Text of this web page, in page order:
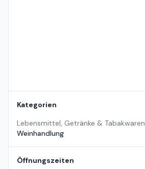
Kategorien
Lebensmittel, Getränke & Tabakwaren
Weinhandlung
Öffnungszeiten